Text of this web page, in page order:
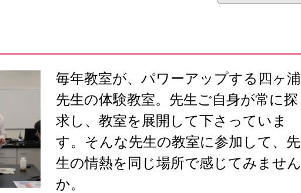
毎年教室が、パワーアップする四ヶ浦
先生の体験教室。先生ご自身が常に探
求し、教室を展開して下さっていま
す。そんな先生の教室に参加して、先
生の情熱を同じ場所で感じてみません
か。